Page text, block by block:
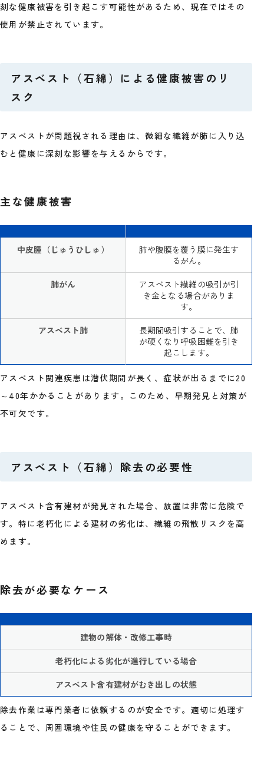
刻な健康被害を引き起こす可能性があるため、現在ではその
使用が禁止されています。
アスベスト（石綿）による健康被害のリ
スク
アスベストが問題視される理由は、微細な繊維が肺に入り込
むと健康に深刻な影響を与えるからです。
主な健康被害
中皮腫（じゅうひしゅ）
肺や腹膜を覆う膜に発生す
るがん。
肺がん
アスベスト繊維の吸引が引
き金となる場合がありま
す。
アスベスト肺
長期間吸引することで、肺
が硬くなり呼吸困難を引き
起こします。
アスベスト関連疾患は潜伏期間が長く、症状が出るまでに20
～40年かかることがあります。このため、早期発見と対策が
不可欠です。
アスベスト（石綿）除去の必要性
アスベスト含有建材が発見された場合、放置は非常に危険で
す。特に老朽化による建材の劣化は、繊維の飛散リスクを高
めます。
除去が必要なケース
建物の解体・改修工事時
老朽化による劣化が進行している場合
アスベスト含有建材がむき出しの状態
除去作業は専門業者に依頼するのが安全です。適切に処理す
ることで、周囲環境や住民の健康を守ることができます。